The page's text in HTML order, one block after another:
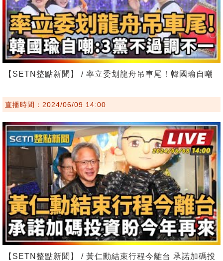
【SETN整點新聞】 / 率立委划龍舟吊車尾！韓國瑜自嘲
直播時間：2024/06/09 14:00
【SETN整點新聞】 / 黃仁勳結束行程今離台 承諾加碼投